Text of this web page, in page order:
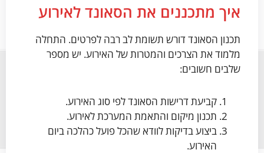
איך מתכננים את הסאונד לאירוע
תכנון הסאונד דורש תשומת לב רבה לפרטים. התחלה
מלמוד את הצרכים והמטרות של האירוע. יש מספר
שלבים חשובים:
קביעת דרישות הסאונד לפי סוג האירוע.
תכנון מיקום והתאמת המערכת לאירוע.
ביצוע בדיקות לוודא שהכל פועל כהלכה ביום
האירוע.